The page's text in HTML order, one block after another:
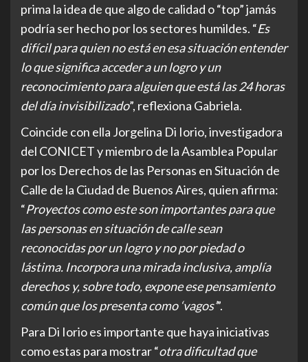
prima la idea de que algo de calidad o “top” jamás
podría ser hecho por los sectores humildes. “Es
difícil para quien no está en esa situación entender
lo que significa acceder a un logro y un
reconocimiento para alguien que está las 24 horas
del día invisibilizado”, reflexiona Gabriela.
Coincide con ella Jorgelina Di Iorio, investigadora
del CONICET y miembro de la Asamblea Popular
por los Derechos de las Personas en Situación de
Calle de la Ciudad de Buenos Aires, quien afirma:
“Proyectos como este son importantes para que
las personas en situación de calle sean
reconocidas por un logro y no por piedad o
lástima. Incorpora una mirada inclusiva, amplía
derechos y, sobre todo, expone ese pensamiento
común que los presenta como ‘vagos’”.
Para Di Iorio es importante que haya iniciativas
como estas para mostrar “otra dificultad que